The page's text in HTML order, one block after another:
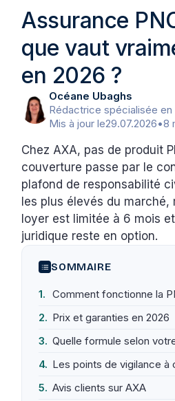
Assurance
que vaut
en 2026 ?
Océane Ubaghs
Rédactrice spécialisée en
Mis à jour le29.07.2026•8
Chez AXA, pas de produit
couverture passe par le
plafond de responsabilité
les plus élevés du marché,
loyer est limitée à 6 mois
juridique reste en option.
SOMMAIRE
Comment fonctionne la
Prix et garanties en 2026
Quelle formule selon
Les points de vigilance à
Avis clients sur AXA